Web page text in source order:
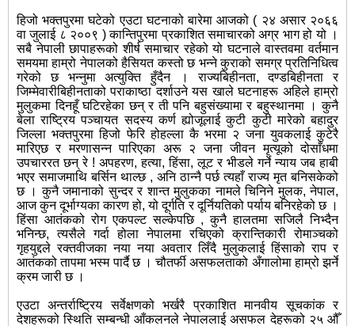
हिजो भक्तपुरमा घटेको एउटा घटनाको बारेमा आजको ( २४ असार २०६६
वा जुलाई ८ २००९ ) कान्तिपुरमा प्रकाशित समाचारको अग्र भाग हो यो ।
सबै नेपाली छापाहरूको शीर्ष समाचार रहेको यो घटनाले वास्तवमा वर्तमान
समयमा हाम्रो नेपालको हैसियत कस्तो छ भन्ने कुराको समग्र प्रतिनिधित्व
गरेको छ भन्नुमा अत्युक्ति हुँदैन । राज्यबिहीनता, दण्डबिहीनता र
जिम्मेवारीबिहीनताको पराकाष्ठा दर्शाउने यस खाले घटनाहरू अहिले हाम्रो
मुलुकमा दिनहूँ घटिरहेका छन् र ती पनि बहुसंख्यामा र बहुस्थानमा । कुनै
बेला राष्ट्रिय पञ्चायत सदस्य कर्ण ह्योजूलाई कुटी कुटी मारेको बहादुर
जिल्ला भक्तपुरमा हिजो फेरि होहल्ला कै भरमा २ जना युवकलाई कुटेरै
मारिएछ र मरणासन्न पारिएका अरू २ जना जीवन मृत्यूको दोसाँधमा
उपचाररत छन् रे ! अपहरण, हत्या, हिंसा, लूट र भीडले गर्ने न्याय जब हाबी
भएर समाजमाथि बर्सिन थाल्छ , अनि ठान्नै पर्छ त्यहाँ राज्य मृत बनिसकेको
छ । कुनै जमानाको सुन्दर र शान्त मुलुकका नामले चिनिने मुलक, नेपाल,
आज कुन दूर्भाग्यका कारण हो, यो दूर्गति र दूर्नियतिको पर्याय बनिरहेको छ ।
हिंसा आतंकको रोग एकपल्ट सल्केपछि , कुनै हालतमा सजिलै निभ्दैन
भनिन्छ, त्यसैले गर्दा होला नेपालमा रचिएको क्रान्तिकारी रोमाञ्चको
गृहयुद्दले रक्तवीजका नया नया अवतार लिँदै मुलुकलाई हिंसाको राप र
आतंकको तापमा भस्म पार्दै छ । चौतर्फी असफलताको अँगालोमा हाम्रो झर्ने
क्रम जारी छ ।
एउटा अन्तर्राष्ट्रिय सर्वेक्षणको भर्खरै प्रकाशित मानवीय सूचकांक र
देशहरूको स्थिति सम्बन्धी आँकलनले नेपाललाई असफल देहरूको २५ औँ